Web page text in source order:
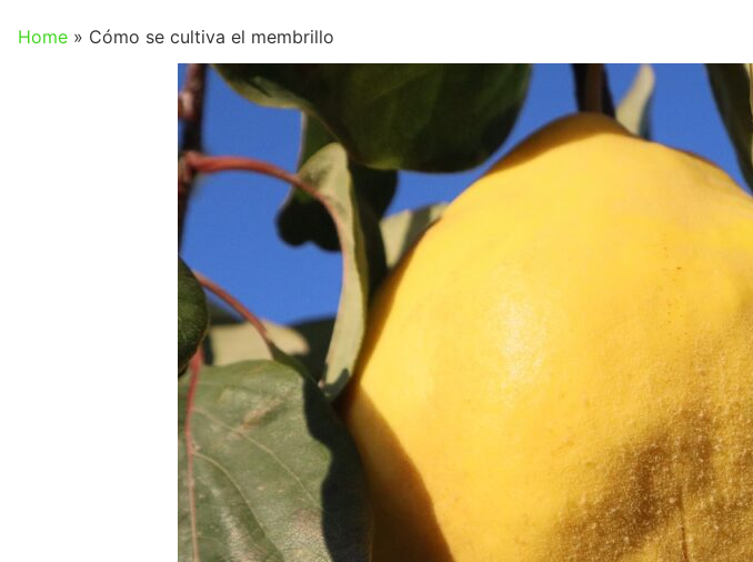
Home » Cómo se cultiva el membrillo